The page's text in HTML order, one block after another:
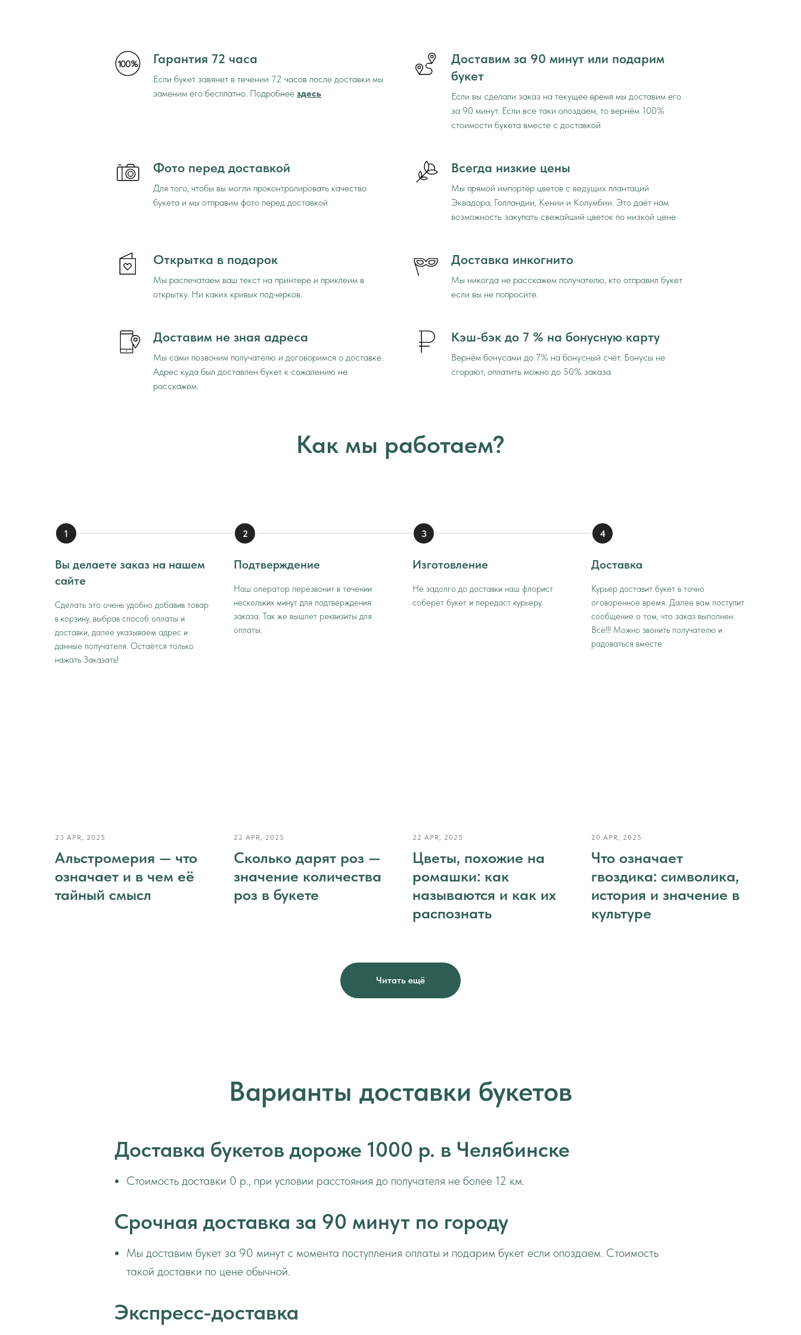
Гарантия 72 часа
Если букет завянет в течении 72 часов после доставки мы
заменим его бесплатно. Подробнее здесь
Доставим за 90 минут или подарим
букет
Если вы сделали заказ на текущее время мы доставим его
за 90 минут. Если все таки опоздаем, то вернём 100%
стоимости букета вместе с доставкой
Фото перед доставкой
Для того, чтобы вы могли проконтролировать качество
букета и мы отправим фото перед доставкой
Всегда низкие цены
Мы прямой импортёр цветов с ведущих плантаций
Эквадора, Голландии, Кении и Колумбии. Это даёт нам
возможность закупать свежайший цветок по низкой цене
Открытка в подарок
Мы распечатаем ваш текст на принтере и приклеим в
открытку. Ни каких кривых подчерков.
Доставка инкогнито
Мы никогда не расскажем получателю, кто отправил букет
если вы не попросите.
Доставим не зная адреса
Мы сами позвоним получателю и договоримся о доставке.
Адрес куда был доставлен букет к сожалению не
расскажем.
Кэш-бэк до 7 % на бонусную карту
Вернём бонусами до 7% на бонусный счёт. Бонусы не
сгорают, оплатить можно до 50% заказа
Как мы работаем?
Вы делаете заказ на нашем
сайте
Сделать это очень удобно добавив товар
в корзину, выбрав способ оплаты и
доставки, далее указываем адрес и
данные получателя. Остаётся только
нажать Заказать!
Подтверждение
Наш оператор перезвонит в течении
нескольких минут для подтверждения
заказа. Так же вышлет реквизиты для
оплаты.
Изготовление
Не задолго до доставки наш флорист
соберёт букет и передаст курьеру.
Доставка
Курьер доставит букет в точно
оговоренное время. Далее вам поступит
сообщение о том, что заказ выполнен.
Всё!!! Можно звонить получателю и
радоваться вместе
23 APR, 2025
Альстромерия — что
означает и в чем её
тайный смысл
22 APR, 2025
Сколько дарят роз —
значение количества
роз в букете
22 APR, 2025
Цветы, похожие на
ромашки: как
называются и как их
распознать
20 APR, 2025
Что означает
гвоздика: символика,
история и значение в
культуре
Читать ещё
Варианты доставки букетов
Доставка букетов дороже 1000 р. в Челябинске
Стоимость доставки 0 р., при условии расстояния до получателя не более 12 км.
Срочная доставка за 90 минут по городу
Мы доставим букет за 90 минут с момента поступления оплаты и подарим букет если опоздаем. Стоимость
такой доставки по цене обычной.
Экспресс-доставка